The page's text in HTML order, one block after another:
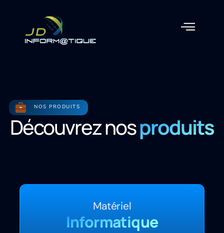
NOS PRODUITS
Découvrez nosproduits
Matériel
Informatique